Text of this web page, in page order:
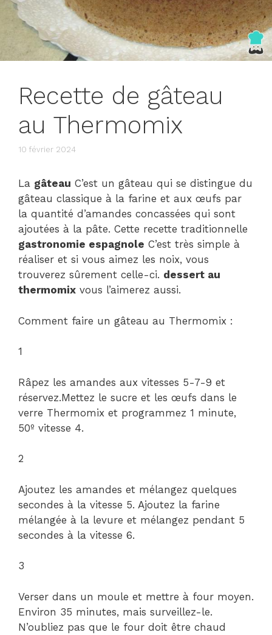
Recette de gâteau
au Thermomix
10 février 2024
La gâteau C’est un gâteau qui se distingue du
gâteau classique à la farine et aux œufs par
la quantité d’amandes concassées qui sont
ajoutées à la pâte. Cette recette traditionnelle
gastronomie espagnole C’est très simple à
réaliser et si vous aimez les noix, vous
trouverez sûrement celle-ci. dessert au
thermomix vous l’aimerez aussi.
Comment faire un gâteau au Thermomix :
1
Râpez les amandes aux vitesses 5-7-9 et
réservez.Mettez le sucre et les œufs dans le
verre Thermomix et programmez 1 minute,
50º vitesse 4.
2
Ajoutez les amandes et mélangez quelques
secondes à la vitesse 5. Ajoutez la farine
mélangée à la levure et mélangez pendant 5
secondes à la vitesse 6.
3
Verser dans un moule et mettre à four moyen.
Environ 35 minutes, mais surveillez-le.
N’oubliez pas que le four doit être chaud